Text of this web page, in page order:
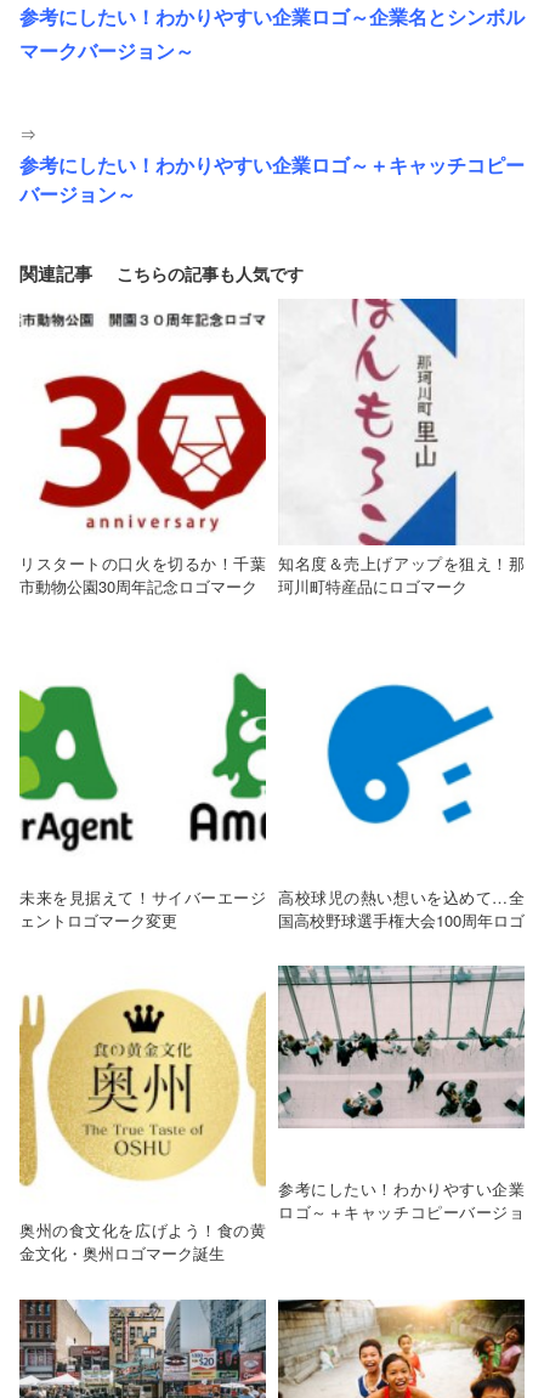
参考にしたい！わかりやすい企業ロゴ～企業名とシンボル
マークバージョン～
⇒
参考にしたい！わかりやすい企業ロゴ～＋キャッチコピー
バージョン～
関連記事
リスタートの口火を切るか！千葉
市動物公園30周年記念ロゴマーク
知名度＆売上げアップを狙え！那
珂川町特産品にロゴマーク
未来を見据えて！サイバーエージ
ェントロゴマーク変更
高校球児の熱い想いを込めて…全
国高校野球選手権大会100周年ロゴ
奥州の食文化を広げよう！食の黄
金文化・奥州ロゴマーク誕生
参考にしたい！わかりやすい企業
ロゴ～＋キャッチコピーバージョ